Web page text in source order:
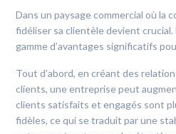
Dans un paysage commercial où la
fidéliser sa clientèle devient crucial.
gamme d’avantages significatifs
Tout d’abord, en créant des
clients, une entreprise peut
clients satisfaits et engagés sont
fidèles, ce qui se traduit par une